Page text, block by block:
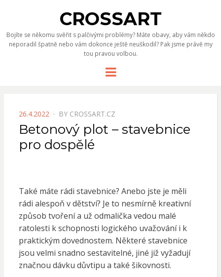
CROSSART
Bojíte se někomu svěřit s palčivými problémy? Máte obavy, aby vám někdo
neporadil špatně nebo vám dokonce ještě neuškodil? Pak jsme právě my
tou pravou volbou.
Menu
POSTED
ON
26.4.2022 BY CROSSART.CZ
Betonový plot – stavebnice
pro dospělé
Také máte rádi stavebnice? Anebo jste je měli
rádi alespoň v dětství? Je to nesmírně kreativní
způsob tvoření a už odmalička vedou malé
ratolesti k schopnosti logického uvažování i k
praktickým dovednostem. Některé stavebnice
jsou velmi snadno sestavitelné, jiné již vyžadují
značnou dávku důvtipu a také šikovnosti.